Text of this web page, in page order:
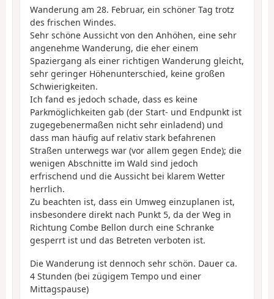
Wanderung am 28. Februar, ein schöner Tag trotz
des frischen Windes.
Sehr schöne Aussicht von den Anhöhen, eine sehr
angenehme Wanderung, die eher einem
Spaziergang als einer richtigen Wanderung gleicht,
sehr geringer Höhenunterschied, keine großen
Schwierigkeiten.
Ich fand es jedoch schade, dass es keine
Parkmöglichkeiten gab (der Start- und Endpunkt ist
zugegebenermaßen nicht sehr einladend) und
dass man häufig auf relativ stark befahrenen
Straßen unterwegs war (vor allem gegen Ende); die
wenigen Abschnitte im Wald sind jedoch
erfrischend und die Aussicht bei klarem Wetter
herrlich.
Zu beachten ist, dass ein Umweg einzuplanen ist,
insbesondere direkt nach Punkt 5, da der Weg in
Richtung Combe Bellon durch eine Schranke
gesperrt ist und das Betreten verboten ist.
Die Wanderung ist dennoch sehr schön. Dauer ca.
4 Stunden (bei zügigem Tempo und einer
Mittagspause)